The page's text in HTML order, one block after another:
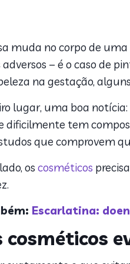
muda no corpo de
– é o caso de
na gestação,
lugar, uma boa
dificilmente tem
que comprovem
os cosméticos
Escarlatina:
cosméticos